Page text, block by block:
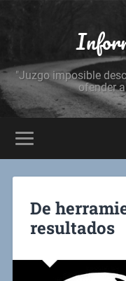
"Juzgo imposible
ofender
De
resultados